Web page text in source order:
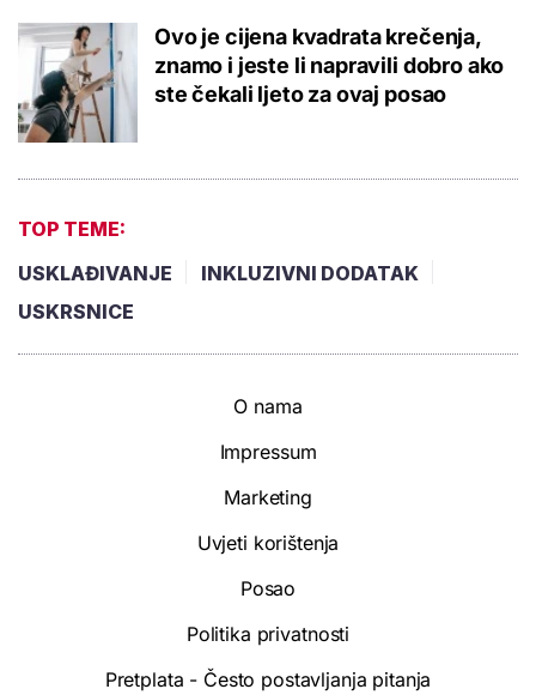
Ovo je cijena kvadrata krečenja,
znamo i jeste li napravili dobro ako
ste čekali ljeto za ovaj posao
TOP TEME:
USKLAĐIVANJE
INKLUZIVNI DODATAK
USKRSNICE
O nama
Impressum
Marketing
Uvjeti korištenja
Posao
Politika privatnosti
Pretplata - Često postavljanja pitanja